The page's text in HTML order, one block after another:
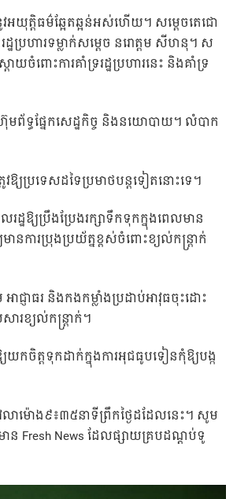
អយុត្តិធម៌ឆ្អែតឆ្អន់អស់ហើយ។ សម្តេចតេជោ
ដ្ឋប្រហារទម្លាក់សម្តេច នរោត្តម សីហនុ។ ស
ចំពោះការគាំទ្ររដ្ឋប្រហារនេះ និងគាំទ្រ
ហ៊ុមព័ទ្ធផ្នែកសេដ្ឋកិច្ច និងនយោបាយ។ លំបាក
វឱ្យប្រទេសដទៃប្រមាថបន្តទៀតនោះទេ។
ដ្ឋឱ្យប្រឹងប្រែងរក្សាទឹកទុកក្នុងពេលមាន
ានការប្រុងប្រយ័ត្នខ្ពស់ចំពោះខ្យល់កន្ត្រាក់
ញាធរ និងកងកម្លាំងប្រដាប់អាវុធចុះដោះ
រខ្យល់កន្ត្រាក់។
កចិត្តទុកដាក់ក្នុងការអុជធូបទៀនកុំឱ្យបង្ក
លាម៉ោង៩៖៣៥នាទីព្រឹកថ្ងៃដដែលនេះ។ សូម
ន Fresh News ដែលផ្សាយគ្របដណ្តប់ទូ